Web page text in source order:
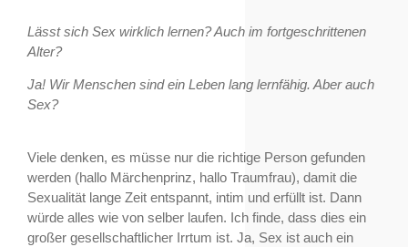
Lässt sich Sex wirklich lernen? Auch im fortgeschrittenen
Alter?
Ja! Wir Menschen sind ein Leben lang lernfähig. Aber auch
Sex?
Viele denken, es müsse nur die richtige Person gefunden
werden (hallo Märchenprinz, hallo Traumfrau), damit die
Sexualität lange Zeit entspannt, intim und erfüllt ist. Dann
würde alles wie von selber laufen. Ich finde, dass dies ein
großer gesellschaftlicher Irrtum ist. Ja, Sex ist auch ein